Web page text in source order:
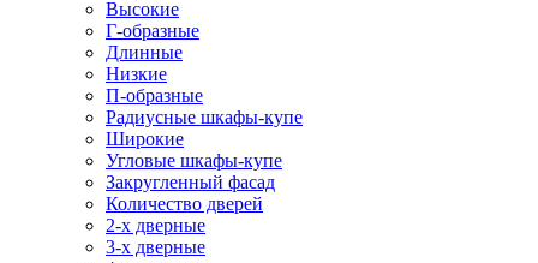
Высокие
Г-образные
Длинные
Низкие
П-образные
Радиусные шкафы-купе
Широкие
Угловые шкафы-купе
Закругленный фасад
Количество дверей
2-х дверные
3-х дверные